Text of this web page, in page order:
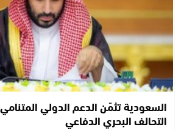
السعودية تثمّن الدعم الدولي
التحالف البحري الدفاعي